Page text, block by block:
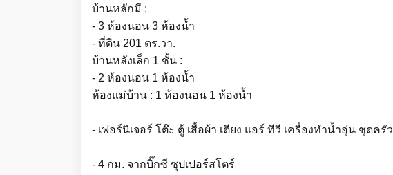
บ้านหลักมี :
- 3 ห้องนอน 3 ห้องน้ำ
- ที่ดิน 201 ตร.วา.
บ้านหลังเล็ก 1 ชั้น :
- 2 ห้องนอน 1 ห้องน้ำ
ห้องแม่บ้าน : 1 ห้องนอน 1 ห้องน้ำ
- เฟอร์นิเจอร์ โต๊ะ ตู้ เสื้อผ้า เตียง แอร์ ทีวี เครื่องทำน้ำอุ่น ชุดครัว
- 4 กม. จากบิ๊กซี ซุปเปอร์สโตร์